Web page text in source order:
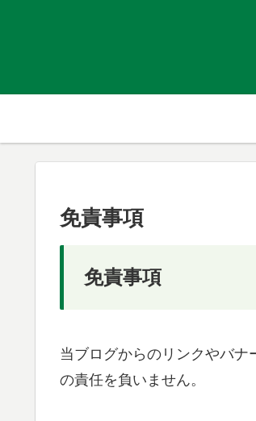
免責事項
免責事項
当ブログからのリンクやバナ
の責任を負いません。